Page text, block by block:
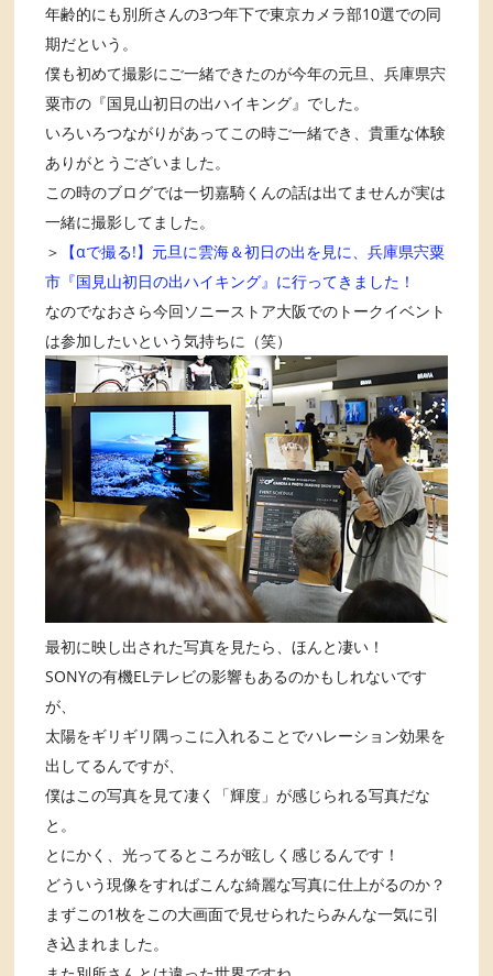
年齢的にも別所さんの3つ年下で東京カメラ部10選での同
期だという。
僕も初めて撮影にご一緒できたのが今年の元旦、兵庫県宍
粟市の『国見山初日の出ハイキング』でした。
いろいろつながりがあってこの時ご一緒でき、貴重な体験
ありがとうございました。
この時のブログでは一切嘉騎くんの話は出てませんが実は
一緒に撮影してました。
＞ 【αで撮る!】元旦に雲海＆初日の出を見に、兵庫県宍粟
市『国見山初日の出ハイキング』に行ってきました！
なのでなおさら今回ソニーストア大阪でのトークイベント
は参加したいという気持ちに（笑）
最初に映し出された写真を見たら、ほんと凄い！
SONYの有機ELテレビの影響もあるのかもしれないです
が、
太陽をギリギリ隅っこに入れることでハレーション効果を
出してるんですが、
僕はこの写真を見て凄く「輝度」が感じられる写真だな
と。
とにかく、光ってるところが眩しく感じるんです！
どういう現像をすればこんな綺麗な写真に仕上がるのか？
まずこの1枚をこの大画面で見せられたらみんな一気に引
き込まれました。